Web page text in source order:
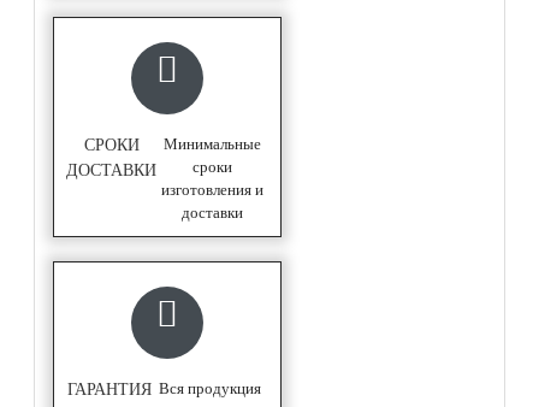
СРОКИ
ДОСТАВКИ
Минимальные
сроки
изготовления и
доставки
ГАРАНТИЯ Вся продукция